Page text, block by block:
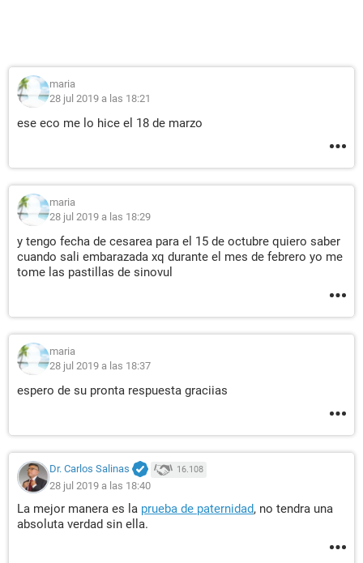
maria
28 jul 2019 a las 18:21
ese eco me lo hice el 18 de marzo
maria
28 jul 2019 a las 18:29
y tengo fecha de cesarea para el 15 de octubre quiero saber
cuando sali embarazada xq durante el mes de febrero yo me
tome las pastillas de sinovul
maria
28 jul 2019 a las 18:37
espero de su pronta respuesta graciias
Dr. Carlos Salinas 16.108
28 jul 2019 a las 18:40
La mejor manera es la prueba de paternidad, no tendra una
absoluta verdad sin ella.